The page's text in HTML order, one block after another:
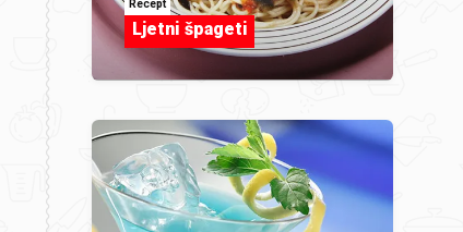
Recept
Ljetni špageti